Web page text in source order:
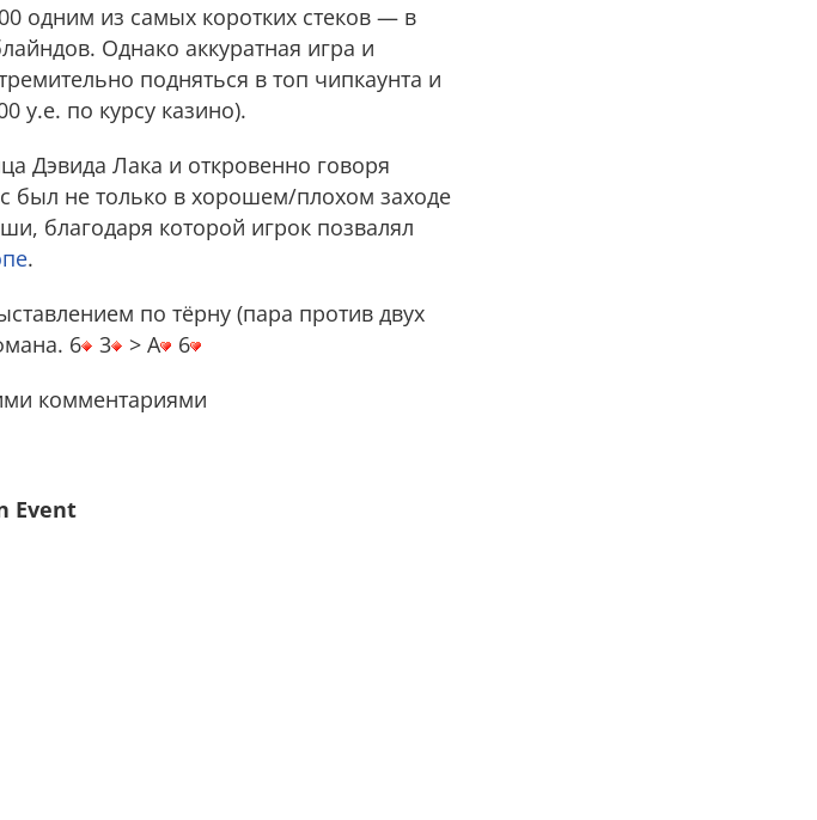
одним из самых коротких стеков — в
Однако аккуратная игра и
подняться в топ чипкаунта и
у.е. по курсу казино).
Дэвида Лака и откровенно говоря
был не только в хорошем/плохом заходе
благодаря которой игрок позвалял
.
по тёрну (пара против двух
6
3 > A
6
комментариями
Event